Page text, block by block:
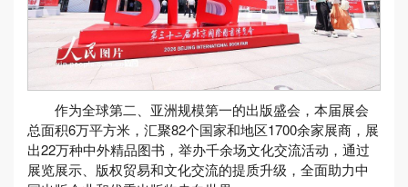
作为全球第二、亚洲规模第一的出版盛会，本届展会
总面积6万平方米，汇聚82个国家和地区1700余家展商，展
出22万种中外精品图书，举办千余场文化交流活动，通过
展览展示、版权贸易和文化交流的提质升级，全面助力中